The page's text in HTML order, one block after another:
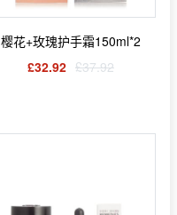
樱花+玫瑰护手霜150ml*2
£32.92 £37.92